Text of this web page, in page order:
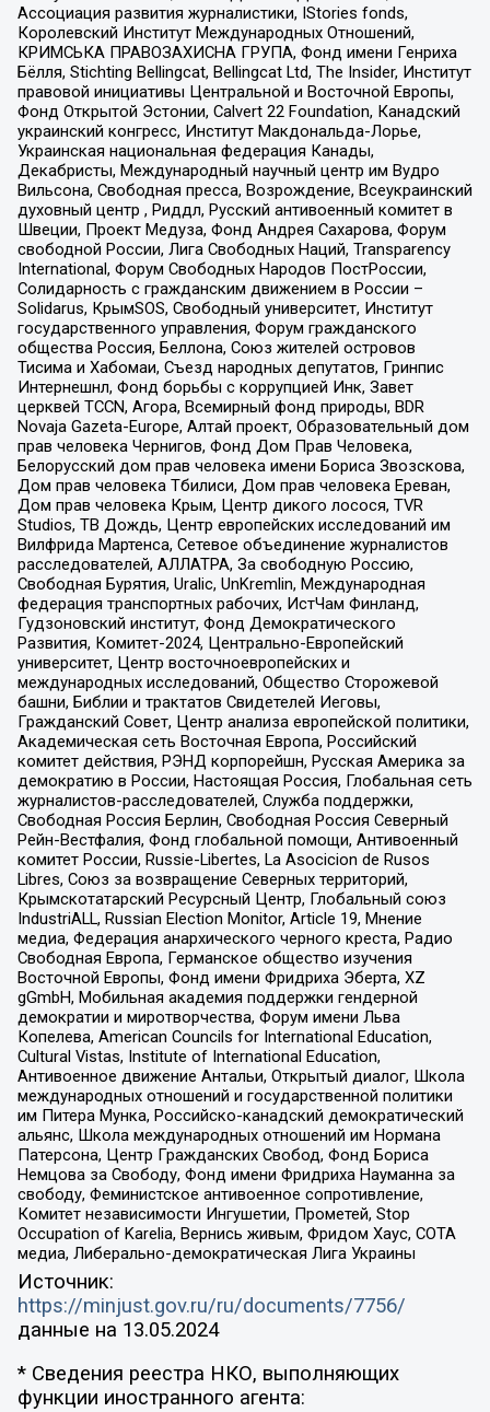
Ассоциация развития журналистики, IStories fonds,
Королевский Институт Международных Отношений,
КРИМСЬКА ПРАВОЗАХИСНА ГРУПА, Фонд имени Генриха
Бёлля, Stichting Bellingcat, Bellingcat Ltd, The Insider, Институт
правовой инициативы Центральной и Восточной Европы,
Фонд Открытой Эстонии, Calvert 22 Foundation, Канадский
украинский конгресс, Институт Макдональда-Лорье,
Украинская национальная федерация Канады,
Декабристы, Международный научный центр им Вудро
Вильсона, Свободная пресса, Возрождение, Всеукраинский
духовный центр , Риддл, Русский антивоенный комитет в
Швеции, Проект Медуза, Фонд Андрея Сахарова, Форум
свободной России, Лига Свободных Наций, Transparеncy
International, Форум Свободных Народов ПостРоссии,
Солидарность с гражданским движением в России –
Solidarus, КрымSOS, Свободный университет, Институт
государственного управления, Форум гражданского
общества Россия, Беллона, Союз жителей островов
Тисима и Хабомаи, Съезд народных депутатов, Гринпис
Интернешнл, Фонд борьбы с коррупцией Инк, Завет
церквей TCCN, Агора, Всемирный фонд природы, BDR
Novaja Gazeta-Europe, Алтай проект, Образовательный дом
прав человека Чернигов, Фонд Дом Прав Человека,
Белорусский дом прав человека имени Бориса Звозскова,
Дом прав человека Тбилиси, Дом прав человека Ереван,
Дом прав человека Крым, Центр дикого лосося, TVR
Studios, ТВ Дождь, Центр европейских исследований им
Вилфрида Мартенса, Сетевое объединение журналистов
расследователей, АЛЛАТРА, За свободную Россию,
Свободная Бурятия, Uralic, UnKremlin, Международная
федерация транспортных рабочих, ИстЧам Финланд,
Гудзоновский институт, Фонд Демократического
Развития, Комитет-2024, Центрально-Европейский
университет, Центр восточноевропейских и
международных исследований, Общество Сторожевой
башни, Библии и трактатов Свидетелей Иеговы,
Гражданский Совет, Центр анализа европейской политики,
Академическая сеть Восточная Европа, Российский
комитет действия, РЭНД корпорейшн, Русская Америка за
демократию в России, Настоящая Россия, Глобальная сеть
журналистов-расследователей, Служба поддержки,
Свободная Россия Берлин, Свободная Россия Северный
Рейн-Вестфалия, Фонд глобальной помощи, Антивоенный
комитет России, Russie-Libertes, La Asocicion de Rusos
Libres, Союз за возвращение Северных территорий,
Крымскотатарский Ресурсный Центр, Глобальный союз
IndustriALL, Russian Election Monitor, Article 19, Мнение
медиа, Федерация анархического черного креста, Радио
Свободная Европа, Германское общество изучения
Восточной Европы, Фонд имени Фридриха Эберта, XZ
gGmbH, Мобильная академия поддержки гендерной
демократии и миротворчества, Форум имени Льва
Копелева, American Councils for International Education,
Cultural Vistas, Institute of International Education,
Антивоенное движение Антальи, Открытый диалог, Школа
международных отношений и государственной политики
им Питера Мунка, Российско-канадский демократический
альянс, Школа международных отношений им Нормана
Патерсона, Центр Гражданских Свобод, Фонд Бориса
Немцова за Свободу, Фонд имени Фридриха Науманна за
свободу, Феминистское антивоенное сопротивление,
Комитет независимости Ингушетии, Прометей, Stop
Occupation of Karelia, Вернись живым, Фридом Хаус, СОТА
медиа, Либерально-демократическая Лига Украины
Источник:
https://minjust.gov.ru/ru/documents/7756/
данные на 13.05.2024
* Сведения реестра НКО, выполняющих
функции иностранного агента: